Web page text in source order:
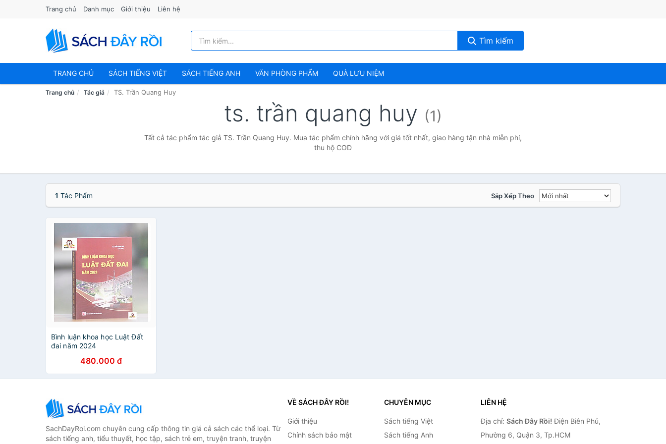
Trang chủ Danh mục Giới thiệu Liên hệ
Tìm kiếm
TRANG CHỦ SÁCH TIẾNG VIỆT SÁCH TIẾNG ANH VĂN PHÒNG PHẨM QUÀ LƯU NIỆM
Trang chủ Tác giả TS. Trần Quang Huy
ts. trần quang huy (1)
Tất cả tác phẩm tác giả TS. Trần Quang Huy. Mua tác phẩm chính hãng với giá tốt nhất, giao hàng tận nhà miễn phí,
thu hộ COD
1 Tác Phẩm Sắp Xếp Theo
Bình luận khoa học Luật Đất
đai năm 2024
480.000 đ
SachDayRoi.com chuyên cung cấp thông tin giá cả sách các thể loại. Từ
sách tiếng anh, tiểu thuyết, học tập, sách trẻ em, truyện tranh, truyện
VỀ SÁCH ĐÂY RỒI!
Giới thiệu
Chính sách bảo mật
CHUYÊN MỤC
Sách tiếng Việt
Sách tiếng Anh
LIÊN HỆ
Địa chỉ: Sách Đây Rồi! Điện Biên Phủ,
Phường 6, Quận 3, Tp.HCM